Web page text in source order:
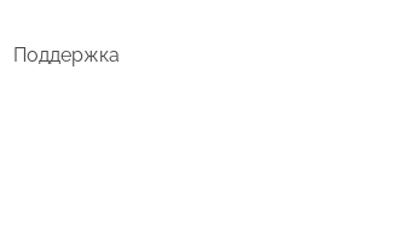
Поддержка